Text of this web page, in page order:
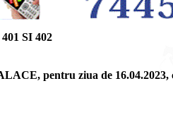
SI 402
pentru ziua de 16.04.2023,